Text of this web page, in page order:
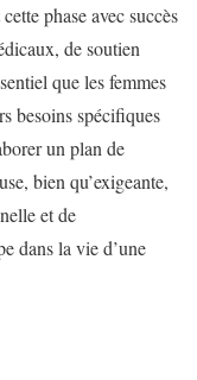
phase avec succès
de soutien
que les femmes
besoins spécifiques
un plan de
bien qu’exigeante,
et de
dans la vie d’une